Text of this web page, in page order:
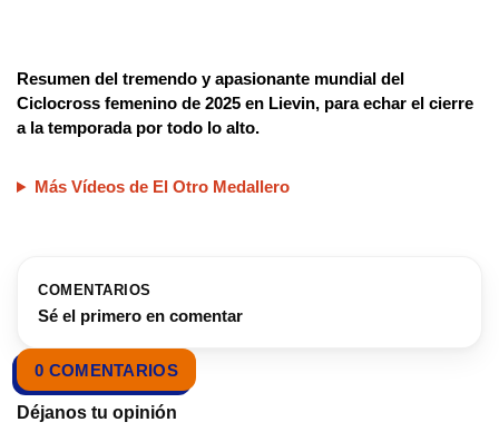
Resumen del tremendo y apasionante mundial del
Ciclocross femenino de 2025 en Lievin, para echar el cierre
a la temporada por todo lo alto.
Más Vídeos de El Otro Medallero
COMENTARIOS
Sé el primero en comentar
0 COMENTARIOS